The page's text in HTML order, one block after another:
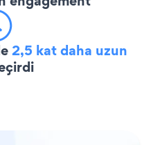
2,5 kat daha uzun